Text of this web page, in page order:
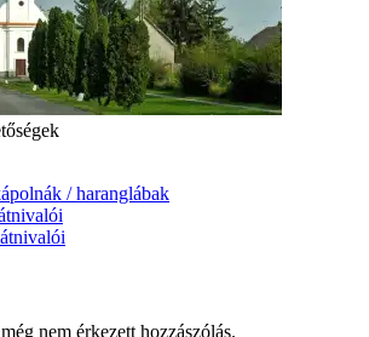
/ haranglábak
nem érkezett hozzászólás.